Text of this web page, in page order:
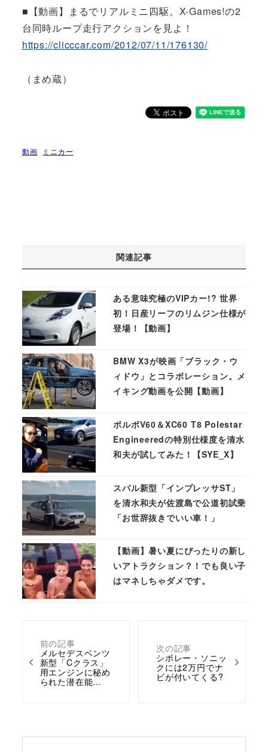
■【動画】まるでリアルミニ四駆。X-Games!の2
台同時ループ走行アクションを見よ！
https://clicccar.com/2012/07/11/176130/
（まめ蔵）
動画 ミニカー
前の記事
メルセデスベンツ
新型「Cクラス」
用エンジンに秘め
られた潜在能…
次の記事
シボレー・ソニッ
クには2万円でナ
ビが付いてくる?
関連記事
ある意味究極のVIPカー!? 世界
初！日産リーフのリムジン仕様が
登場！【動画】
BMW X3が映画「ブラック・ウ
ィドウ」とコラボレーション。メ
イキング動画を公開【動画】
ボルボV60＆XC60 T8 Polestar
Engineeredの特別仕様度を清水
和夫が試してみた！【SYE_X】
スバル新型「インプレッサST」
を清水和夫が佐渡島で公道初試乗
「お世辞抜きでいい車！」
【動画】暑い夏にぴったりの新し
いアトラクション？！でも良い子
はマネしちゃダメです。